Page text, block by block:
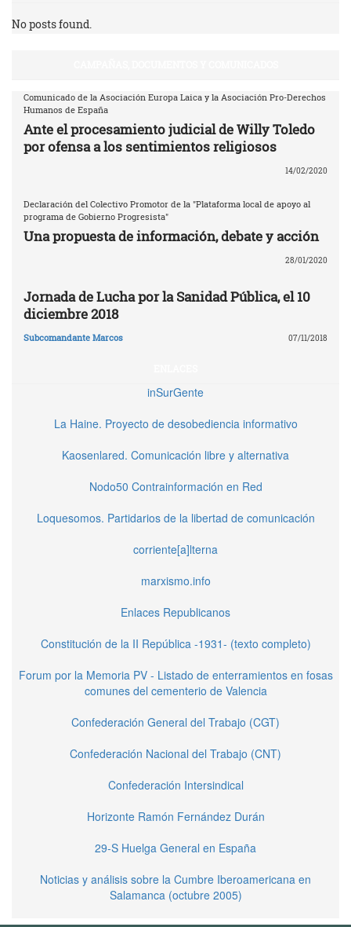
No posts found.
Comunicado de la Asociación Europa Laica y la Asociación Pro-Derechos
Humanos de España
Ante el procesamiento judicial de Willy Toledo
por ofensa a los sentimientos religiosos
14/02/2020
Declaración del Colectivo Promotor de la "Plataforma local de apoyo al
programa de Gobierno Progresista"
Una propuesta de información, debate y acción
28/01/2020
Jornada de Lucha por la Sanidad Pública, el 10
diciembre 2018
Subcomandante Marcos 07/11/2018
inSurGente
La Haine. Proyecto de desobediencia informativo
Kaosenlared. Comunicación libre y alternativa
Nodo50 Contrainformación en Red
Loquesomos. Partidarios de la libertad de comunicación
corriente[a]lterna
marxismo.info
Enlaces Republicanos
Constitución de la II República -1931- (texto completo)
Forum por la Memoria PV - Listado de enterramientos en fosas
comunes del cementerio de Valencia
Confederación General del Trabajo (CGT)
Confederación Nacional del Trabajo (CNT)
Confederación Intersindical
Horizonte Ramón Fernández Durán
29-S Huelga General en España
Noticias y análisis sobre la Cumbre Iberoamericana en
Salamanca (octubre 2005)